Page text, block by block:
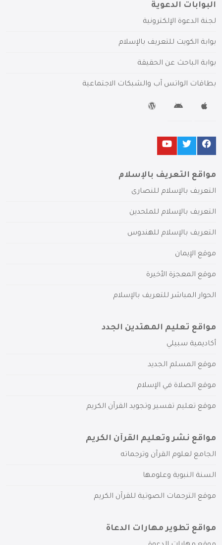
البوابات الدعوية
لجنة الدعوة الإلكترونية
بوابة الكويت للتعريف بالإسلام
بوابة الباحث عن الحقيقة
بطاقات الواتس آب والشبكات الاجتماعية
مواقع التعريف بالإسلام
التعريف بالإسلام للنصارى
التعريف بالإسلام للملحدين
التعريف بالإسلام للهندوس
موقع الإيمان
موقع المعجزة الأخيرة
الحوار المباشر للتعريف بالإسلام
مواقع تعليم المهتدين الجدد
أكاديمية سبيلي
موقع المسلم الجديد
موقع الصلاة في الإسلام
موقع تعليم تفسير وتجويد القرآن الكريم
مواقع نشر وتعليم القرآن الكريم
الجامع لعلوم القرآن وترجماته
السنة النبوية وعلومها
موقع الترجمات الصوتية للقرآن الكريم
مواقع تطوير مهارات الدعاة